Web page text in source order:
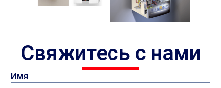
Свяжитесь с нами
Имя